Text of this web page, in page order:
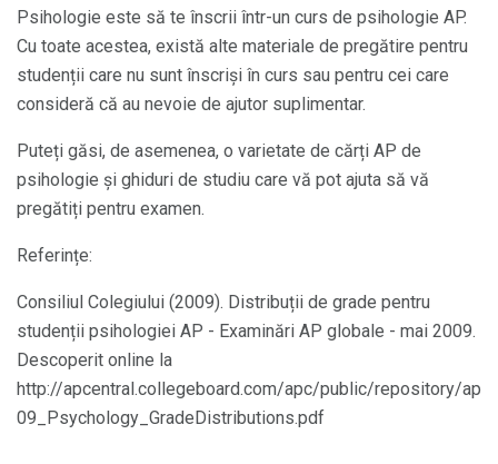
Psihologie este să te înscrii într-un curs de psihologie AP.
Cu toate acestea, există alte materiale de pregătire pentru
studenții care nu sunt înscriși în curs sau pentru cei care
consideră că au nevoie de ajutor suplimentar.
Puteți găsi, de asemenea, o varietate de cărți AP de
psihologie și ghiduri de studiu care vă pot ajuta să vă
pregătiți pentru examen.
Referințe:
Consiliul Colegiului (2009). Distribuții de grade pentru
studenții psihologiei AP - Examinări AP globale - mai 2009.
Descoperit online la
http://apcentral.collegeboard.com/apc/public/repository/ap
09_Psychology_GradeDistributions.pdf